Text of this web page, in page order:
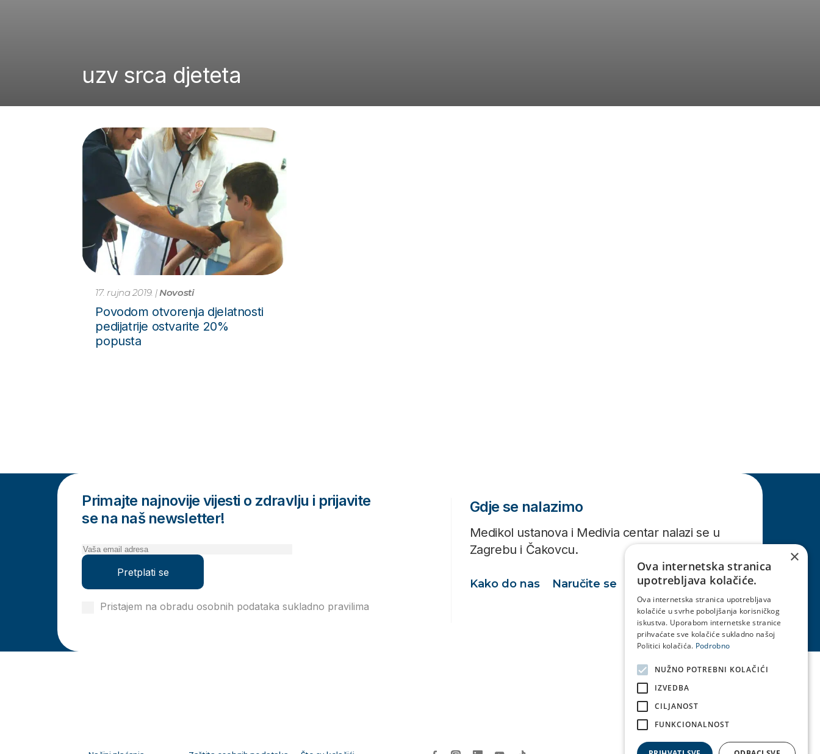
uzv srca djeteta
17. rujna 2019. | Novosti
Povodom otvorenja djelatnosti
pedijatrije ostvarite 20%
popusta
Primajte najnovije vijesti o zdravlju i prijavite
se na naš newsletter!
Pretplati se
Pristajem na obradu osobnih podataka sukladno pravilima
Gdje se nalazimo
Medikol ustanova i Medivia centar nalazi se u
Zagrebu i Čakovcu.
Kako do nas Naručite se
×
Ova internetska stranica
upotrebljava kolačiće.
Ova internetska stranica upotrebljava
kolačiće u svrhe poboljšanja korisničkog
iskustva. Uporabom internetske stranice
prihvaćate sve kolačiće sukladno našoj
Politici kolačića. Podrobno
NUŽNO POTREBNI KOLAČIĆI
IZVEDBA
CILJANOST
FUNKCIONALNOST